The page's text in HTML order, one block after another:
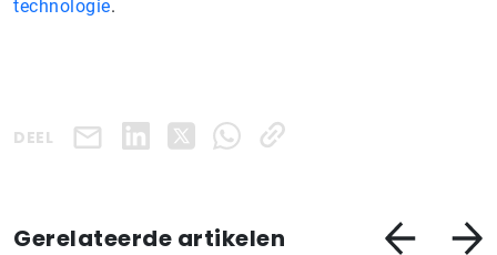
technologie.
DEEL
Gerelateerde artikelen